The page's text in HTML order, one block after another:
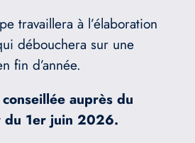
travaillera à l’élaboration
débouchera sur une
fin d’année.
auprès du
du 1er juin 2026.